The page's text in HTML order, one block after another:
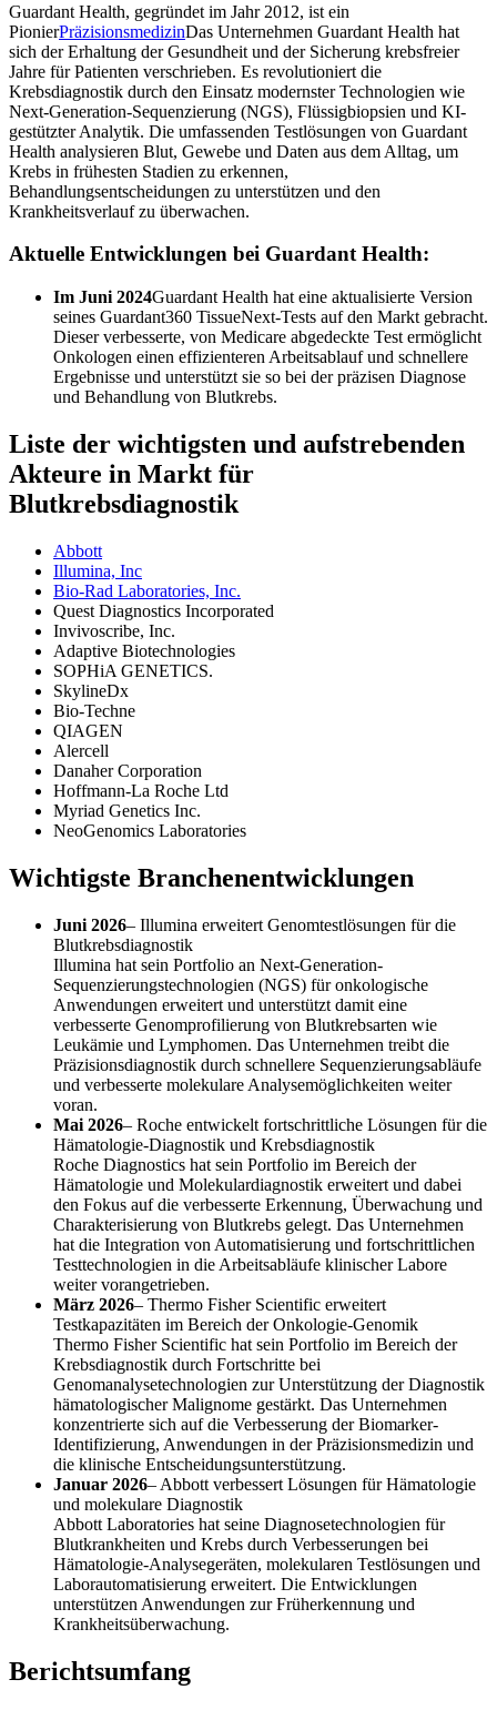
Guardant Health, gegründet im Jahr 2012, ist ein
PionierPräzisionsmedizinDas Unternehmen Guardant Health hat
sich der Erhaltung der Gesundheit und der Sicherung krebsfreier
Jahre für Patienten verschrieben. Es revolutioniert die
Krebsdiagnostik durch den Einsatz modernster Technologien wie
Next-Generation-Sequenzierung (NGS), Flüssigbiopsien und KI-
gestützter Analytik. Die umfassenden Testlösungen von Guardant
Health analysieren Blut, Gewebe und Daten aus dem Alltag, um
Krebs in frühesten Stadien zu erkennen,
Behandlungsentscheidungen zu unterstützen und den
Krankheitsverlauf zu überwachen.
Aktuelle Entwicklungen bei Guardant Health:
Im Juni 2024Guardant Health hat eine aktualisierte Version
seines Guardant360 TissueNext-Tests auf den Markt gebracht.
Dieser verbesserte, von Medicare abgedeckte Test ermöglicht
Onkologen einen effizienteren Arbeitsablauf und schnellere
Ergebnisse und unterstützt sie so bei der präzisen Diagnose
und Behandlung von Blutkrebs.
Liste der wichtigsten und aufstrebenden
Akteure in Markt für
Blutkrebsdiagnostik
Abbott
Illumina, Inc
Bio-Rad Laboratories, Inc.
Quest Diagnostics Incorporated
Invivoscribe, Inc.
Adaptive Biotechnologies
SOPHiA GENETICS.
SkylineDx
Bio-Techne
QIAGEN
Alercell
Danaher Corporation
Hoffmann-La Roche Ltd
Myriad Genetics Inc.
NeoGenomics Laboratories
Wichtigste Branchenentwicklungen
Juni 2026– Illumina erweitert Genomtestlösungen für die
Blutkrebsdiagnostik
Illumina hat sein Portfolio an Next-Generation-
Sequenzierungstechnologien (NGS) für onkologische
Anwendungen erweitert und unterstützt damit eine
verbesserte Genomprofilierung von Blutkrebsarten wie
Leukämie und Lymphomen. Das Unternehmen treibt die
Präzisionsdiagnostik durch schnellere Sequenzierungsabläufe
und verbesserte molekulare Analysemöglichkeiten weiter
voran.
Mai 2026– Roche entwickelt fortschrittliche Lösungen für die
Hämatologie-Diagnostik und Krebsdiagnostik
Roche Diagnostics hat sein Portfolio im Bereich der
Hämatologie und Molekulardiagnostik erweitert und dabei
den Fokus auf die verbesserte Erkennung, Überwachung und
Charakterisierung von Blutkrebs gelegt. Das Unternehmen
hat die Integration von Automatisierung und fortschrittlichen
Testtechnologien in die Arbeitsabläufe klinischer Labore
weiter vorangetrieben.
März 2026– Thermo Fisher Scientific erweitert
Testkapazitäten im Bereich der Onkologie-Genomik
Thermo Fisher Scientific hat sein Portfolio im Bereich der
Krebsdiagnostik durch Fortschritte bei
Genomanalysetechnologien zur Unterstützung der Diagnostik
hämatologischer Malignome gestärkt. Das Unternehmen
konzentrierte sich auf die Verbesserung der Biomarker-
Identifizierung, Anwendungen in der Präzisionsmedizin und
die klinische Entscheidungsunterstützung.
Januar 2026– Abbott verbessert Lösungen für Hämatologie
und molekulare Diagnostik
Abbott Laboratories hat seine Diagnosetechnologien für
Blutkrankheiten und Krebs durch Verbesserungen bei
Hämatologie-Analysegeräten, molekularen Testlösungen und
Laborautomatisierung erweitert. Die Entwicklungen
unterstützen Anwendungen zur Früherkennung und
Krankheitsüberwachung.
Berichtsumfang